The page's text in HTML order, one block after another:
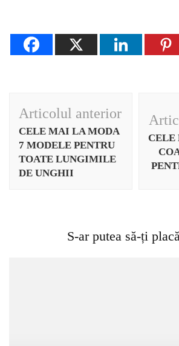
Navigare
în
articole
Articolul anterior
CELE MAI LA MODA
7 MODELE PENTRU
TOATE LUNGIMILE
DE UNGHII
CELE
S-ar putea să-ți